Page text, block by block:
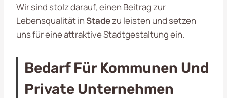
Wir sind stolz darauf, einen Beitrag zur
Lebensqualität inStadezu leisten und setzen
uns für eine attraktive Stadtgestaltung ein.
Bedarf Für Kommunen Und
Private Unternehmen